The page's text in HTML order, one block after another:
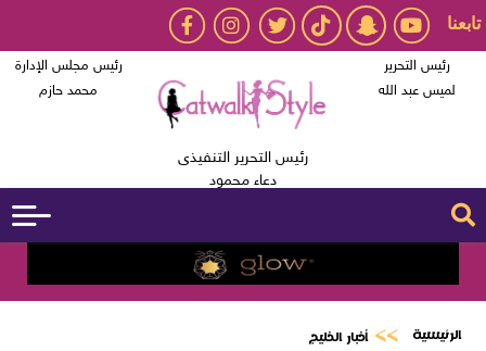
تابعنا
رئيس التحرير
لميس عبد الله
رئيس التحرير التنفيذى
دعاء محمود
رئيس مجلس الإدارة
محمد حازم
الرئيسية أخبار الخليج